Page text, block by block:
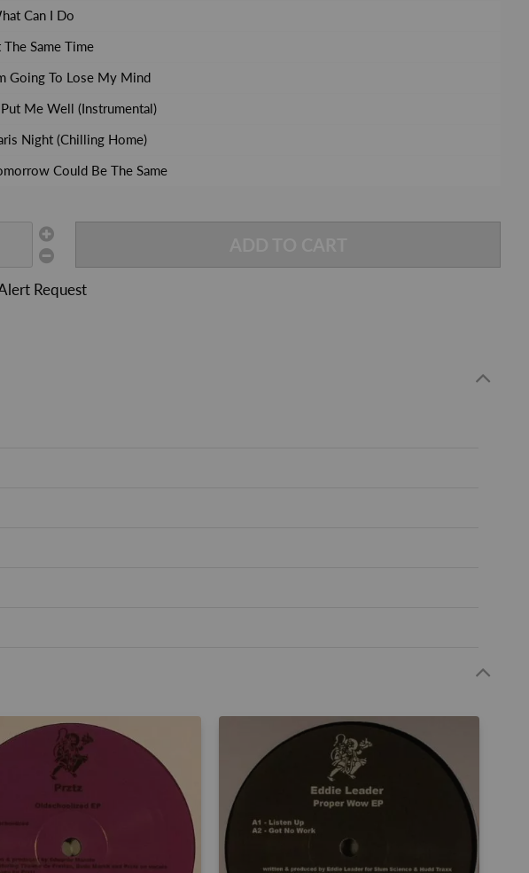
Can I Do
The Same Time
Going To Lose My Mind
Me Well (Instrumental)
Night (Chilling Home)
Could Be The Same
Request